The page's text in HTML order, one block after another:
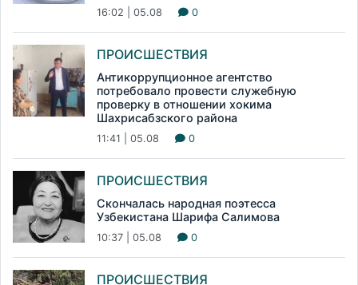
16:02 | 05.08 0
ПРОИСШЕСТВИЯ
Антикоррупционное агентство
потребовало провести служебную
проверку в отношении хокима
Шахрисабзского района
11:41 | 05.08 0
ПРОИСШЕСТВИЯ
Скончалась народная поэтесса
Узбекистана Шарифа Салимова
10:37 | 05.08 0
ПРОИСШЕСТВИЯ